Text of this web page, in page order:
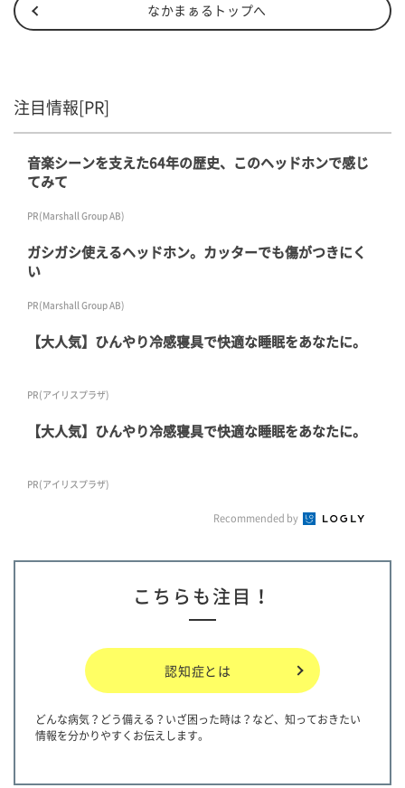
なかまぁるトップへ
注目情報[PR]
音楽シーンを支えた64年の歴史、このヘッドホンで感じ
てみて
PR(Marshall Group AB)
ガシガシ使えるヘッドホン。カッターでも傷がつきにく
い
PR(Marshall Group AB)
【大人気】ひんやり冷感寝具で快適な睡眠をあなたに。
PR(アイリスプラザ)
【大人気】ひんやり冷感寝具で快適な睡眠をあなたに。
PR(アイリスプラザ)
Recommended by
こちらも注目！
認知症とは
どんな病気？どう備える？いざ困った時は？など、知っておきたい
情報を分かりやすくお伝えします。